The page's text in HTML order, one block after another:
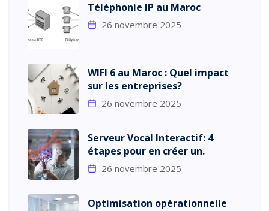
Téléphonie IP au Maroc
26 novembre 2025
WIFI 6 au Maroc : Quel impact
sur les entreprises?
26 novembre 2025
Serveur Vocal Interactif: 4
étapes pour en créer un.
26 novembre 2025
Optimisation opérationnelle